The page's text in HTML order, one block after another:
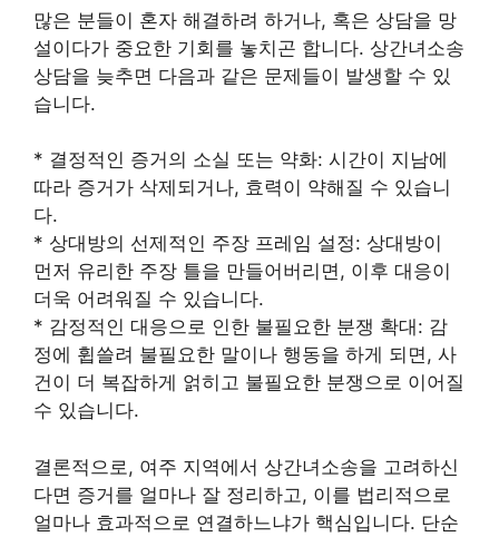
많은 분들이 혼자 해결하려 하거나, 혹은 상담을 망
설이다가 중요한 기회를 놓치곤 합니다. 상간녀소송
상담을 늦추면 다음과 같은 문제들이 발생할 수 있
습니다.
* 결정적인 증거의 소실 또는 약화: 시간이 지남에
따라 증거가 삭제되거나, 효력이 약해질 수 있습니
다.
* 상대방의 선제적인 주장 프레임 설정: 상대방이
먼저 유리한 주장 틀을 만들어버리면, 이후 대응이
더욱 어려워질 수 있습니다.
* 감정적인 대응으로 인한 불필요한 분쟁 확대: 감
정에 휩쓸려 불필요한 말이나 행동을 하게 되면, 사
건이 더 복잡하게 얽히고 불필요한 분쟁으로 이어질
수 있습니다.
결론적으로, 여주 지역에서 상간녀소송을 고려하신
다면 증거를 얼마나 잘 정리하고, 이를 법리적으로
얼마나 효과적으로 연결하느냐가 핵심입니다. 단순